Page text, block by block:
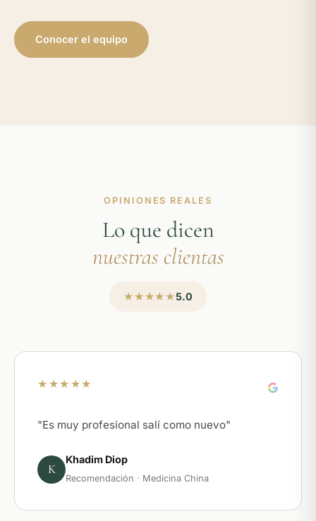
Conocer el equipo
OPINIONES REALES
Lo que dicen
nuestras clientas
★★★★★5.0
★★★★★
"Es muy profesional salí como nuevo"
K
Khadim Diop
Recomendación · Medicina China